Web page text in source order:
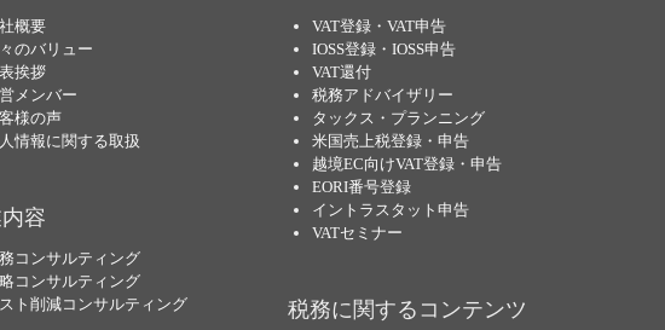
概要
のバリュー
挨拶
メンバー
様の声
情報に関する取扱
容
コンサルティング
コンサルティング
ト削減コンサルティング
VAT登録・VAT申告
IOSS登録・IOSS申告
VAT還付
税務アドバイザリー
タックス・プランニング
米国売上税登録・申告
越境EC向けVAT登録・申告
EORI番号登録
イントラスタット申告
VATセミナー
税務に関するコンテンツ